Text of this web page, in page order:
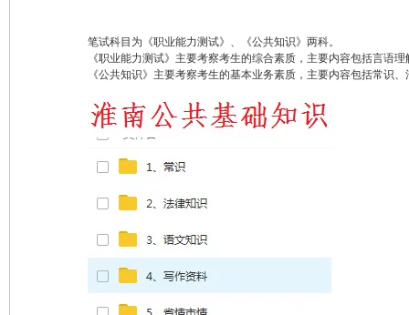
笔试科目为《职业能力测试》、《公共知识》两科。
《职业能力测试》主要考察考生的综合素质，主要内容包括言语
《公共知识》主要考察考生的基本业务素质，主要内容包括常识